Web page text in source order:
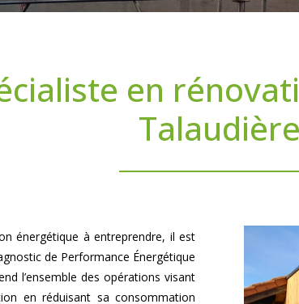
en
Talaudière
énergétique à entreprendre, il est
de Performance Énergétique
l’ensemble des opérations visant
en réduisant sa consommation